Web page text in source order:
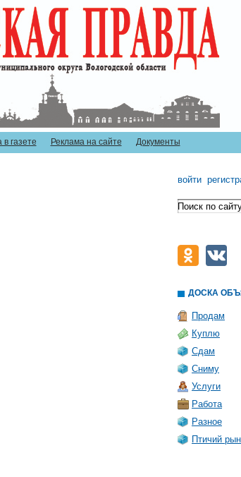
в газете Реклама на сайте Документы
войти
ДОСКА
Продам
Куплю
Сдам
Сниму
Услуги
Работа
Разное
Птичий